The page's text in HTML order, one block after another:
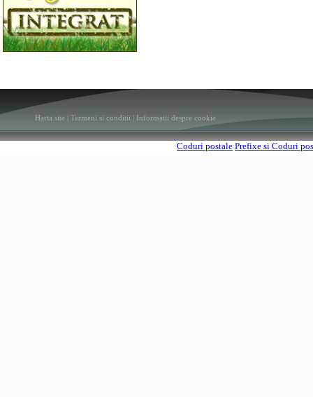
Harta site | Termeni si conditii | Informatii despre cookie
Coduri postale Prefixe si Coduri